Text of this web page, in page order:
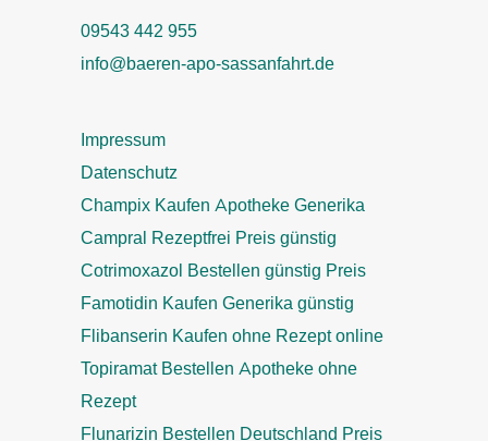
09543 442 955
info@baeren-apo-sassanfahrt.de
Impressum
Datenschutz
Champix Kaufen Apotheke Generika
Campral Rezeptfrei Preis günstig
Cotrimoxazol Bestellen günstig Preis
Famotidin Kaufen Generika günstig
Flibanserin Kaufen ohne Rezept online
Topiramat Bestellen Apotheke ohne
Rezept
Flunarizin Bestellen Deutschland Preis